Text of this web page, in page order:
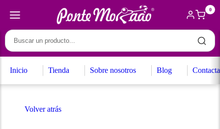
0
Inicio Tienda Sobre nosotros Blog
Volver atrás